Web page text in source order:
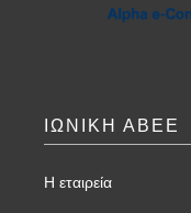
ΙΩΝΙΚΗ ΑΒΕΕ
Η εταιρεία